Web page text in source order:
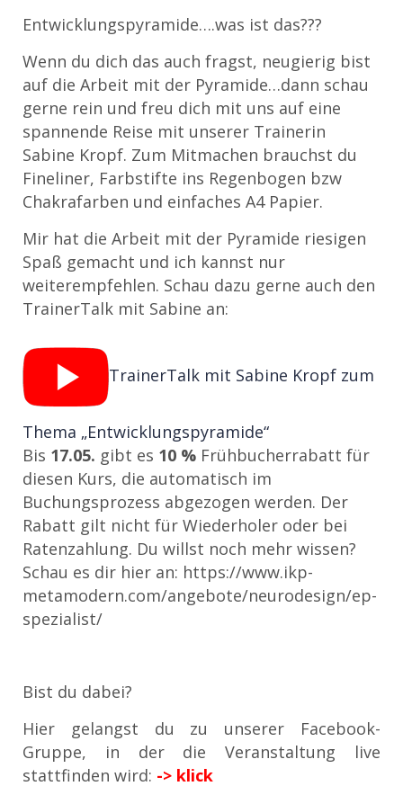
Entwicklungspyramide….was ist das???
Wenn du dich das auch fragst, neugierig bist
auf die Arbeit mit der Pyramide…dann schau
gerne rein und freu dich mit uns auf eine
spannende Reise mit unserer Trainerin
Sabine Kropf. Zum Mitmachen brauchst du
Fineliner, Farbstifte ins Regenbogen bzw
Chakrafarben und einfaches A4 Papier.
Mir hat die Arbeit mit der Pyramide riesigen
Spaß gemacht und ich kannst nur
weiterempfehlen. Schau dazu gerne auch den
TrainerTalk mit Sabine an:
TrainerTalk mit Sabine Kropf zum
Thema „Entwicklungspyramide“
Bis 17.05. gibt es 10 % Frühbucherrabatt für
diesen Kurs, die automatisch im
Buchungsprozess abgezogen werden. Der
Rabatt gilt nicht für Wiederholer oder bei
Ratenzahlung. Du willst noch mehr wissen?
Schau es dir hier an: https://www.ikp-
metamodern.com/angebote/neurodesign/ep-
spezialist/
Bist du dabei?
Hier gelangst du zu unserer Facebook-
Gruppe, in der die Veranstaltung live
stattfinden wird: -> klick